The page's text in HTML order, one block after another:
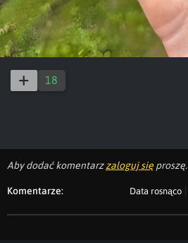
18
Aby dodać komentarzzaloguj się proszę.
Komentarze: Data rosnąco